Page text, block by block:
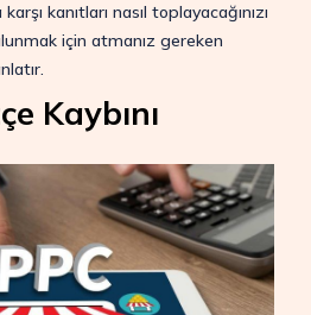
karşı kanıtları nasıl toplayacağınızı
için atmanız gereken
Kaybını